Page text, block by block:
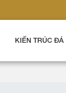
KIẾN TRÚC ĐÁ